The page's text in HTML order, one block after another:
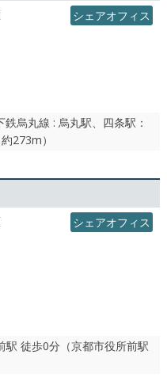
シェアオフィス
烏丸線 : 烏丸駅、四条駅：
273m）
シェアオフィス
駅 徒歩0分（京都市役所前駅